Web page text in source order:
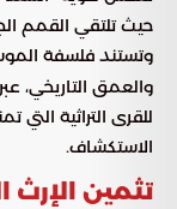
حيث تلتقي القمم
وتستند فلسفة
والعمق التاريخي،
للقرى التراثية التي
الاستكشاف.
تثمين الإرث